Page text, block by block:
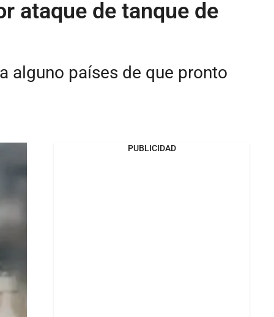
ataque de tanque de
alguno países de que pronto
PUBLICIDAD